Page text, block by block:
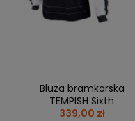
Bluza bramkarska
TEMPISH Sixth
339,00 zł